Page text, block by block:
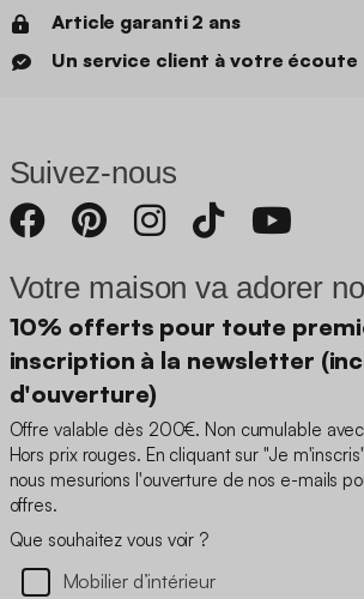
Article garanti 2 ans
Un service client à votre écoute
Suivez-nous
Votre maison va adorer
10% offerts pour toute
inscription à la newsletter
d'ouverture)
Offre valable dès 200€. Non cumulable
Hors prix rouges. En cliquant sur "Je
nous mesurions l'ouverture de nos e-mails
offres.
Que souhaitez vous voir ?
Mobilier d’intérieur